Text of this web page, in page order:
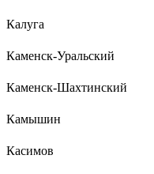
Калуга
Каменск-Уральский
Каменск-Шахтинский
Камышин
Касимов